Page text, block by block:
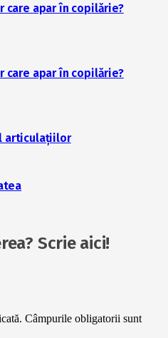
care apar în copilărie?
care apar în copilărie?
articulațiilor
Scrie aici!
Câmpurile obligatorii sunt